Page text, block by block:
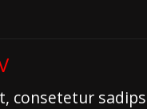
consetetur